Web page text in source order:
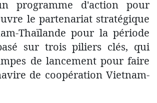
programme d'action pour
le partenariat stratégique
Thaïlande pour la période
sur trois piliers clés, qui
de lancement pour faire
de coopération Vietnam-